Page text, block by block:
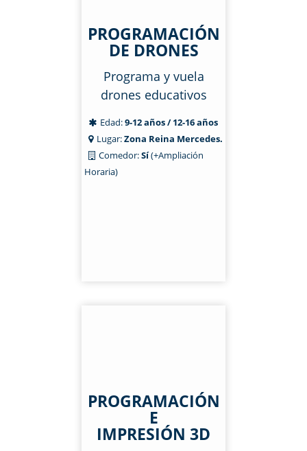
PROGRAMACIÓN
DE DRONES
Programa y vuela
drones educativos
Edad:9-12 años / 12-16 años
Lugar:Zona Reina Mercedes.
Comedor:Sí(+Ampliación
Horaria)
PROGRAMACIÓN
E
IMPRESIÓN 3D